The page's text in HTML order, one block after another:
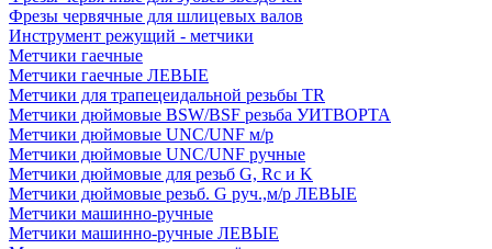
Фрезы червячные для шлицевых валов
Инструмент режущий - метчики
Метчики гаечные
Метчики гаечные ЛЕВЫЕ
Метчики для трапецеидальной резьбы TR
Метчики дюймовые BSW/BSF резьба УИТВОРТА
Метчики дюймовые UNC/UNF м/р
Метчики дюймовые UNC/UNF ручные
Метчики дюймовые для резьб G, Rc и K
Метчики дюймовые резьб. G руч.,м/р ЛЕВЫЕ
Метчики машинно-ручные
Метчики машинно-ручные ЛЕВЫЕ